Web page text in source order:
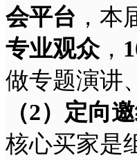
会平台 ，
专业观众，
做专题演讲
（2）定向
核心买家是